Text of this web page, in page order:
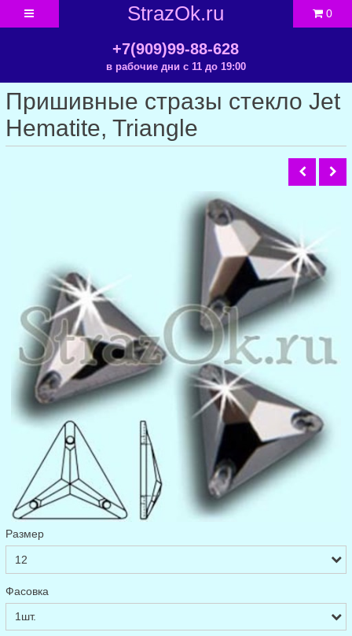
StrazOk.ru
+7(909)99-88-628
в рабочие дни с 11 до 19:00
0
Пришивные стразы стекло Jet
Hematite, Triangle
Размер
Фасовка